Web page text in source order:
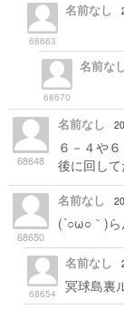
68663
名前なし
68670
名前な
68648
名前なし
６－４や
後に回し
68650
名前なし
(´○ω○｀)
68654
名前なし
冥球島裏